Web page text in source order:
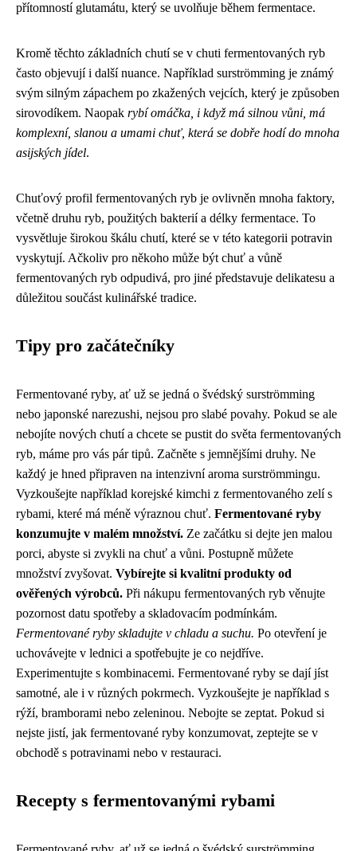
přítomností glutamátu, který se uvolňuje během fermentace.
Kromě těchto základních chutí se v chuti fermentovaných ryb
často objevují i ​​další nuance. Například surströmming je známý
svým silným zápachem po zkažených vejcích, který je způsoben
sirovodíkem. Naopak rybí omáčka, i když má silnou vůni, má
komplexní, slanou a umami chuť, která se dobře hodí do mnoha
asijských jídel.
Chuťový profil fermentovaných ryb je ovlivněn mnoha faktory,
včetně druhu ryb, použitých bakterií a délky fermentace. To
vysvětluje širokou škálu chutí, které se v této kategorii potravin
vyskytují. Ačkoliv pro někoho může být chuť a vůně
fermentovaných ryb odpudivá, pro jiné představuje delikatesu a
důležitou součást kulinářské tradice.
Tipy pro začátečníky
Fermentované ryby, ať už se jedná o švédský surströmming
nebo japonské narezushi, nejsou pro slabé povahy. Pokud se ale
nebojíte nových chutí a chcete se pustit do světa fermentovaných
ryb, máme pro vás pár tipů. Začněte s jemnějšími druhy. Ne
každý je hned připraven na intenzivní aroma surströmmingu.
Vyzkoušejte například korejské kimchi z fermentovaného zelí s
rybami, které má méně výraznou chuť. Fermentované ryby
konzumujte v malém množství. Ze začátku si dejte jen malou
porci, abyste si zvykli na chuť a vůni. Postupně můžete
množství zvyšovat. Vybírejte si kvalitní produkty od
ověřených výrobců. Při nákupu fermentovaných ryb věnujte
pozornost datu spotřeby a skladovacím podmínkám.
Fermentované ryby skladujte v chladu a suchu. Po otevření je
uchovávejte v lednici a spotřebujte je co nejdříve.
Experimentujte s kombinacemi. Fermentované ryby se dají jíst
samotné, ale i v různých pokrmech. Vyzkoušejte je například s
rýží, bramborami nebo zeleninou. Nebojte se zeptat. Pokud si
nejste jistí, jak fermentované ryby konzumovat, zeptejte se v
obchodě s potravinami nebo v restauraci.
Recepty s fermentovanými rybami